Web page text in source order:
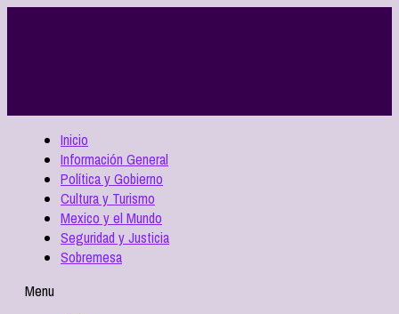
Inicio
Información General
Política y Gobierno
Cultura y Turismo
Mexico y el Mundo
Seguridad y Justicia
Sobremesa
Menu